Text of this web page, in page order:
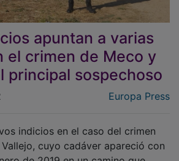
apuntan a varias
el crimen de Meco y
principal sospechoso
Europa Press
indicios en el caso del crimen
cuyo cadáver apareció con